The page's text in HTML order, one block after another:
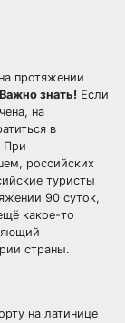
протяжении
Важно знать! Если
на
в
При
российских
туристы
90 суток,
какое-то
страны.
на латинице